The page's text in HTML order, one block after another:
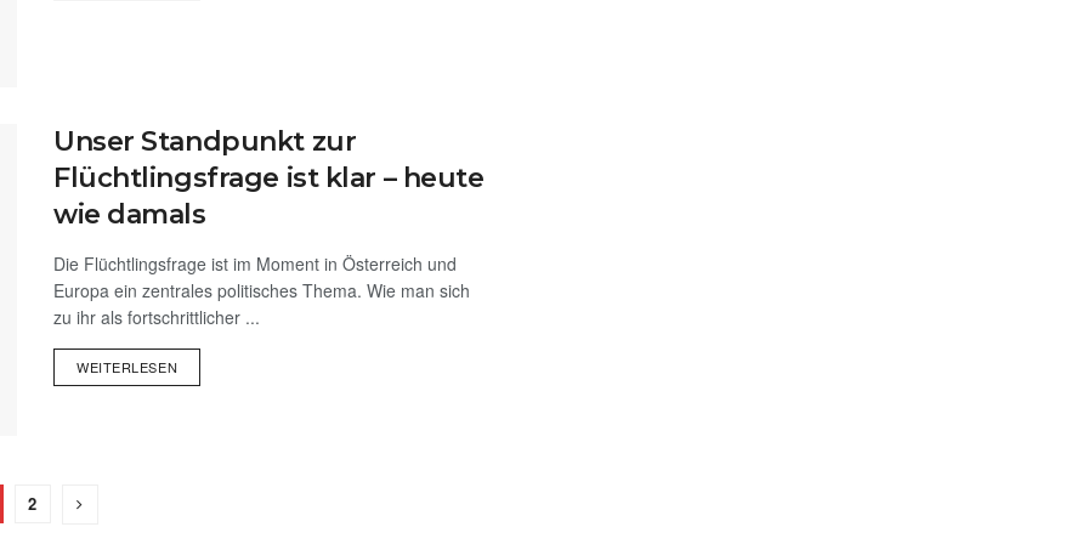
Unser Standpunkt zur
Flüchtlingsfrage ist klar – heute
wie damals
Die Flüchtlingsfrage ist im Moment in Österreich und
Europa ein zentrales politisches Thema. Wie man sich
zu ihr als fortschrittlicher ...
WEITERLESEN
2